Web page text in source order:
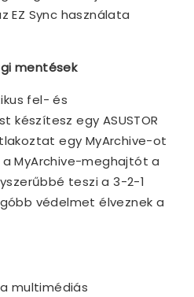
EZ Sync használata
mentések
fel- és
egy ASUSTOR
egy MyArchive-ot
MyArchive-meghajtót a
teszi a 3-2-1
védelmet élveznek a
multimédiás